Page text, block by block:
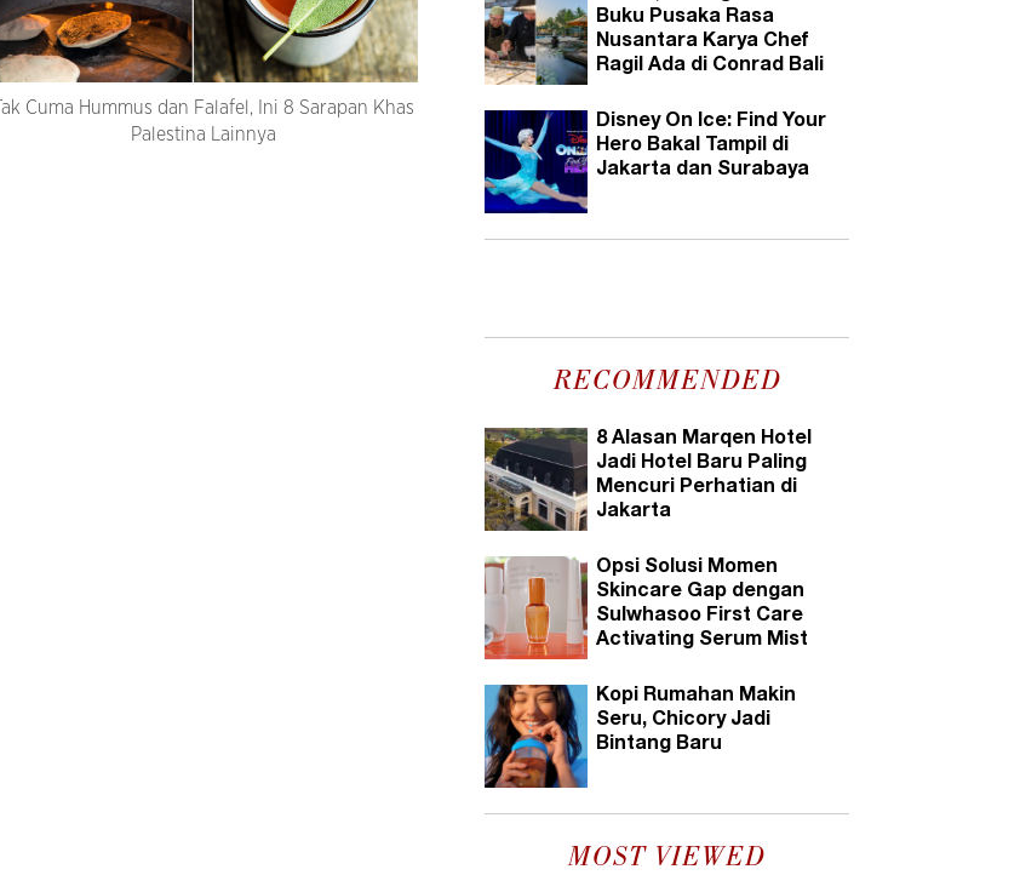
Tak Cuma Hummus dan Falafel, Ini 8 Sarapan Khas
Palestina Lainnya
Buku Pusaka Rasa
Nusantara Karya Chef
Ragil Ada di Conrad Bali
Disney On Ice: Find Your
Hero Bakal Tampil di
Jakarta dan Surabaya
RECOMMENDED
8 Alasan Marqen Hotel
Jadi Hotel Baru Paling
Mencuri Perhatian di
Jakarta
Opsi Solusi Momen
Skincare Gap dengan
Sulwhasoo First Care
Activating Serum Mist
Kopi Rumahan Makin
Seru, Chicory Jadi
Bintang Baru
MOST VIEWED